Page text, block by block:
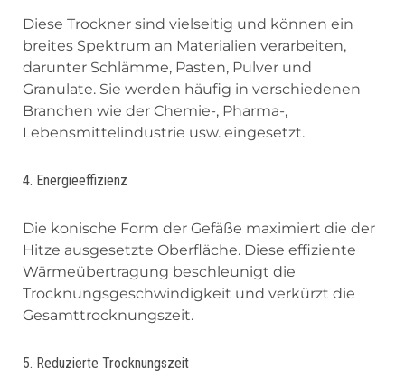
Diese Trockner sind vielseitig und können ein
breites Spektrum an Materialien verarbeiten,
darunter Schlämme, Pasten, Pulver und
Granulate. Sie werden häufig in verschiedenen
Branchen wie der Chemie-, Pharma-,
Lebensmittelindustrie usw. eingesetzt.
4. Energieeffizienz
Die konische Form der Gefäße maximiert die der
Hitze ausgesetzte Oberfläche. Diese effiziente
Wärmeübertragung beschleunigt die
Trocknungsgeschwindigkeit und verkürzt die
Gesamttrocknungszeit.
5. Reduzierte Trocknungszeit